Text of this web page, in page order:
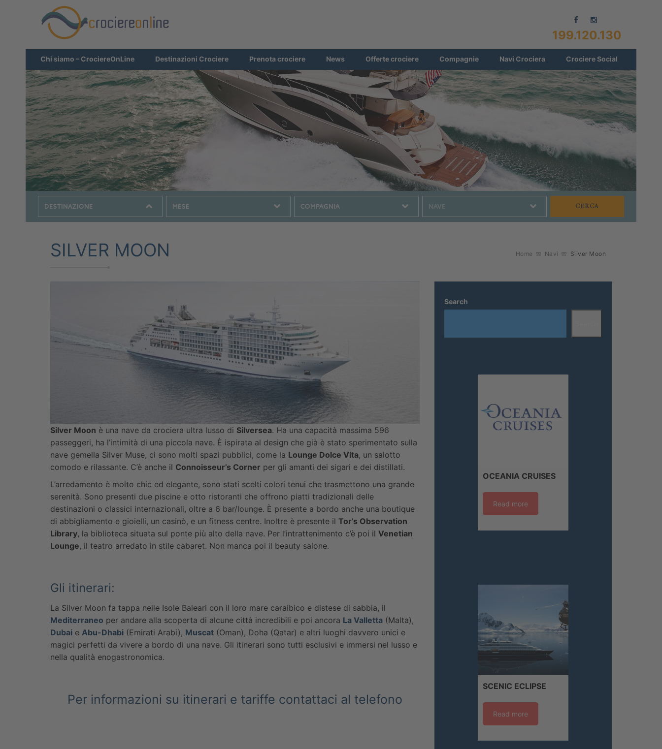
199.120.130
Chi siamo – CrociereOnLine Destinazioni Crociere Prenota crociere News Offerte crociere Compagnie Navi Crociera Crociere Social
SILVER MOON Home Navi Silver Moon
Silver Moon è una nave da crociera ultra lusso di Silversea. Ha una capacità massima 596
passeggeri, ha l’intimità di una piccola nave. È ispirata al design che già è stato sperimentato sulla
nave gemella Silver Muse, ci sono molti spazi pubblici, come la Lounge Dolce Vita, un salotto
comodo e rilassante. C’è anche il Connoisseur’s Corner per gli amanti dei sigari e dei distillati.
L’arredamento è molto chic ed elegante, sono stati scelti colori tenui che trasmettono una grande
serenità. Sono presenti due piscine e otto ristoranti che offrono piatti tradizionali delle
destinazioni o classici internazionali, oltre a 6 bar/lounge. È presente a bordo anche una boutique
di abbigliamento e gioielli, un casinò, e un fitness centre. Inoltre è presente il Tor’s Observation
Library, la biblioteca situata sul ponte più alto della nave. Per l’intrattenimento c’è poi il Venetian
Lounge, il teatro arredato in stile cabaret. Non manca poi il beauty salone.
Gli itinerari:
La Silver Moon fa tappa nelle Isole Baleari con il loro mare caraibico e distese di sabbia, il
Mediterraneo per andare alla scoperta di alcune città incredibili e poi ancora La Valletta (Malta),
Dubai e Abu-Dhabi (Emirati Arabi), Muscat (Oman), Doha (Qatar) e altri luoghi davvero unici e
magici perfetti da vivere a bordo di una nave. Gli itinerari sono tutti esclusivi e immersi nel lusso e
nella qualità enogastronomica.
Per informazioni su itinerari e tariffe contattaci al telefono
Search
OCEANIA CRUISES
Read more
SCENIC ECLIPSE
Read more